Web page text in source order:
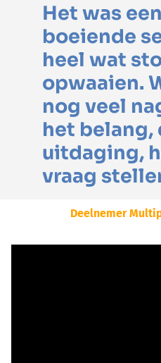
Het was
boeiende
heel wat
opwaaien.
nog veel
het belang,
uitdaging,
vraag
Deelnemer